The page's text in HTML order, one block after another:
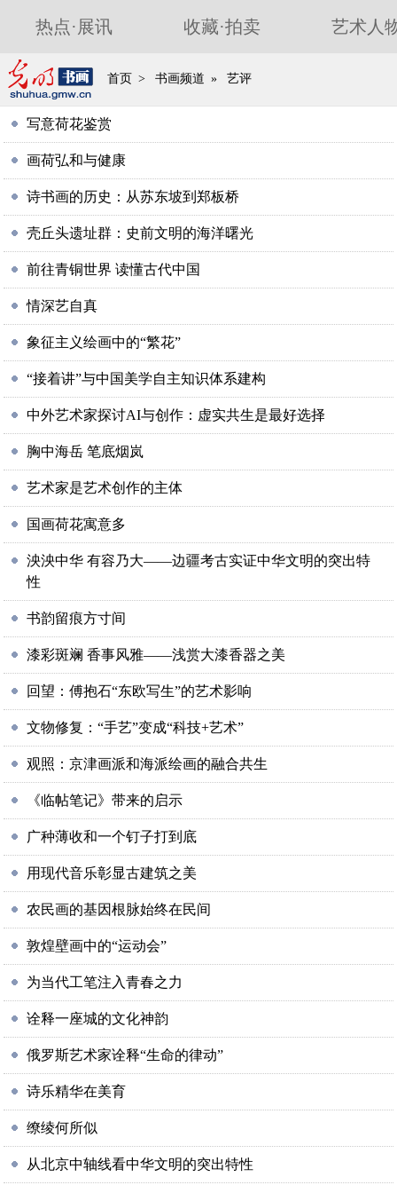
热点· 展讯 收藏·拍卖 艺术人
首页 > 书画频道 » 艺评
写意荷花鉴赏
画荷弘和与健康
诗书画的历史：从苏东坡到郑板桥
壳丘头遗址群：史前文明的海洋曙光
前往青铜世界 读懂古代中国
情深艺自真
象征主义绘画中的“繁花”
“接着讲”与中国美学自主知识体系建构
中外艺术家探讨AI与创作：虚实共生是最好选择
胸中海岳 笔底烟岚
艺术家是艺术创作的主体
国画荷花寓意多
泱泱中华 有容乃大——边疆考古实证中华文明的突出特
性
书韵留痕方寸间
漆彩斑斓 香事风雅——浅赏大漆香器之美
回望：傅抱石“东欧写生”的艺术影响
文物修复：“手艺”变成“科技+艺术”
观照：京津画派和海派绘画的融合共生
《临帖笔记》带来的启示
广种薄收和一个钉子打到底
用现代音乐彰显古建筑之美
农民画的基因根脉始终在民间
敦煌壁画中的“运动会”
为当代工笔注入青春之力
诠释一座城的文化神韵
俄罗斯艺术家诠释“生命的律动”
诗乐精华在美育
缭绫何所似
从北京中轴线看中华文明的突出特性